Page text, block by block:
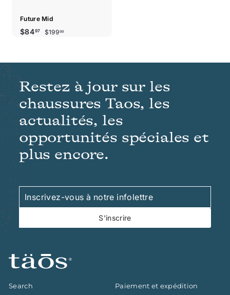
Future Mid
Prix
$8497$84.97
Prix
$19999$199.99
Restez à jour sur les
chaussures Taos, les
actualités, les
opportunités spéciales et
plus encore.
Inscrivez-
vous
à
infolettre
S'inscrire
S'inscrire
Search
Paiement et expédition